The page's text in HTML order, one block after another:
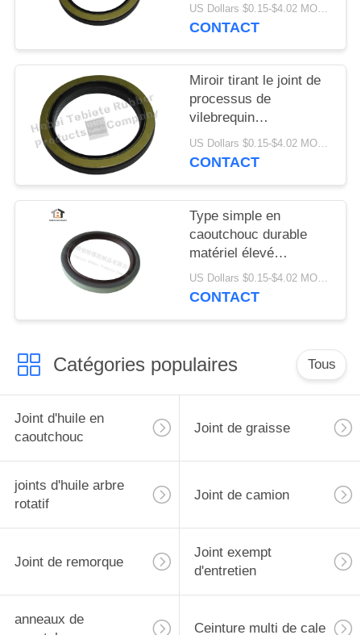
vieillissement
US Dollars $0.15-$4.02 MOQ:10PCS
CONTACT
Miroir tirant le joint de
processus de
vilebrequin
75x100x10/13mm pour
le joint rotatoire
US Dollars $0.15-$4.02 MOQ:500pcs
CONTACT
Type simple en
caoutchouc durable
matériel élevé
80x100x10mm de TB
de lèvre de joint de
US Dollars $0.15-$4.02 MOQ:20pcs
CONTACT
Catégories populaires Tous
Joint d'huile en
caoutchouc
Joint de graisse
joints d'huile arbre
rotatif
Joint de camion
Joint de remorque
Joint exempt
d'entretien
anneaux de
Ceinture multi de cale